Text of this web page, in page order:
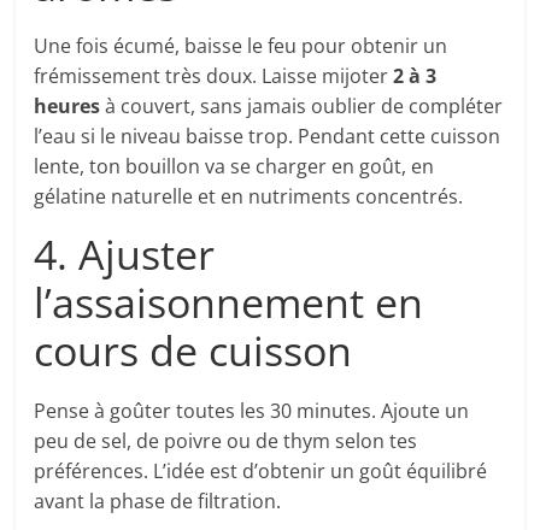
Une fois écumé, baisse le feu pour obtenir un
frémissement très doux. Laisse mijoter2 à 3
heuresà couvert, sans jamais oublier de compléter
l’eau si le niveau baisse trop. Pendant cette cuisson
lente, ton bouillon va se charger en goût, en
gélatine naturelle et en nutriments concentrés.
4. Ajuster
l’assaisonnement en
cours de cuisson
Pense à goûter toutes les 30 minutes. Ajoute un
peu de sel, de poivre ou de thym selon tes
préférences. L’idée est d’obtenir un goût équilibré
avant la phase de filtration.